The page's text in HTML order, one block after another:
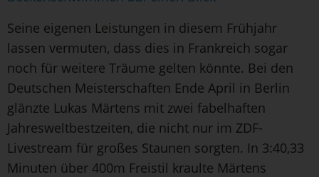
Seine eigenen Leistungen in diesem Frühjahr
lassen vermuten, dass dies in Frankreich sogar
noch für weitere Träume gelten könnte. Bei den
Deutschen Meisterschaften Ende April in Berlin
glänzte Lukas Märtens mit zwei fabelhaften
Jahresweltbestzeiten, die nicht nur im ZDF-
Livestream für großes Staunen sorgten. In 3:40,33
Minuten über 400m Freistil kraulte Märtens